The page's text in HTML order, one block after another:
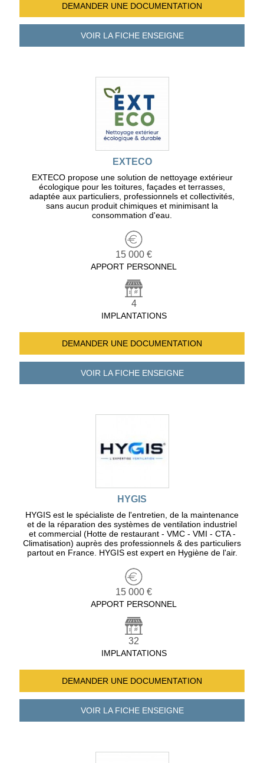
DEMANDER UNE DOCUMENTATION
VOIR LA FICHEENSEIGNE
EXTECO
EXTECO propose une solution de nettoyage extérieur
écologique pour les toitures, façades et terrasses,
adaptée aux particuliers, professionnels et collectivités,
sans aucun produit chimiques et minimisant la
consommation d'eau.
15 000 €
APPORT PERSONNEL
4
IMPLANTATIONS
DEMANDER UNE DOCUMENTATION
VOIR LA FICHEENSEIGNE
HYGIS
HYGIS est le spécialiste de l'entretien, de la maintenance
et de la réparation des systèmes de ventilation industriel
et commercial (Hotte de restaurant - VMC - VMI - CTA -
Climatisation) auprès des professionnels & des particuliers
partout en France. HYGIS est expert en Hygiène de l'air.
15 000 €
APPORT PERSONNEL
32
IMPLANTATIONS
DEMANDER UNE DOCUMENTATION
VOIR LA FICHEENSEIGNE